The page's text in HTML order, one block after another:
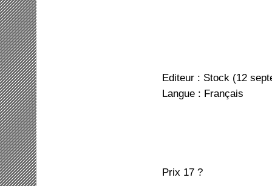
Editeur : Stock (12
Langue : Français
Prix 17 ?